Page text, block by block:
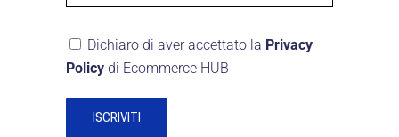
Dichiaro di aver accettato la Privacy
Policy di Ecommerce HUB